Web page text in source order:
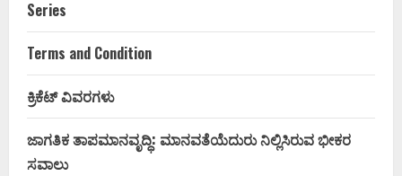
Series
Terms and Condition
ಕ್ರಿಕೆಟ್ ವಿವರಗಳು
ಜಾಗತಿಕ ತಾಪಮಾನವೃದ್ಧಿ: ಮಾನವತೆಯೆದುರು ನಿಲ್ಲಿಸಿರುವ ಭೀಕರ
ಸವಾಲು